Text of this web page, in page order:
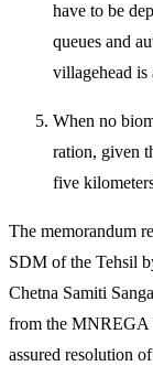
have to be
queues and
villagehead
When no
ration, given
five
The memorandum
SDM of the Tehsil
Chetna Samiti
from the MNREGA
assured resolution